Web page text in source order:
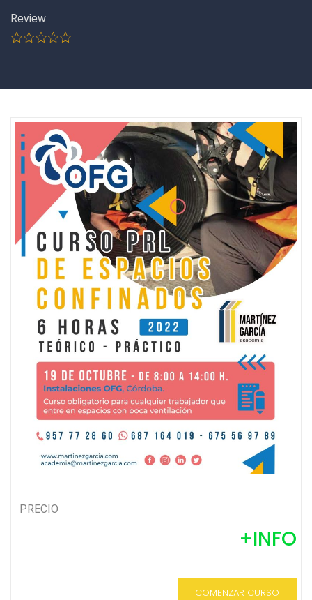
Review
PRECIO
+INFO
COMENZAR CURSO